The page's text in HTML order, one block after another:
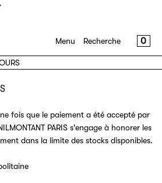
CONTENU
FERMER
S'inscrire
Menu Recherche 0
fois que le paiement a été accepté par
PARIS s'engage à honorer les
dans la limite des stocks disponibles.